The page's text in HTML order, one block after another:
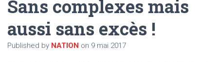
Sans complexes mais
aussi sans excès !
Published by NATION on 9 mai 2017